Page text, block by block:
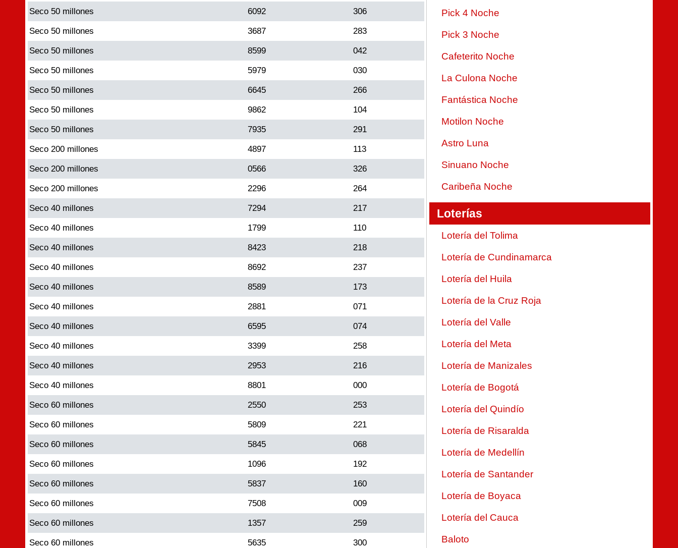
Seco 50 millones 6092 306
Seco 50 millones 3687 283
Seco 50 millones 8599 042
Seco 50 millones 5979 030
Seco 50 millones 6645 266
Seco 50 millones 9862 104
Seco 50 millones 7935 291
Seco 200 millones 4897 113
Seco 200 millones 0566 326
Seco 200 millones 2296 264
Seco 40 millones 7294 217
Seco 40 millones 1799 110
Seco 40 millones 8423 218
Seco 40 millones 8692 237
Seco 40 millones 8589 173
Seco 40 millones 2881 071
Seco 40 millones 6595 074
Seco 40 millones 3399 258
Seco 40 millones 2953 216
Seco 40 millones 8801 000
Seco 60 millones 2550 253
Seco 60 millones 5809 221
Seco 60 millones 5845 068
Seco 60 millones 1096 192
Seco 60 millones 5837 160
Seco 60 millones 7508 009
Seco 60 millones 1357 259
Seco 60 millones 5635 300
Pick 4 Noche
Pick 3 Noche
Cafeterito Noche
La Culona Noche
Fantástica Noche
Motilon Noche
Astro Luna
Sinuano Noche
Caribeña Noche
Loterías
Lotería del Tolima
Lotería de Cundinamarca
Lotería del Huila
Lotería de la Cruz Roja
Lotería del Valle
Lotería del Meta
Lotería de Manizales
Lotería de Bogotá
Lotería del Quindío
Lotería de Risaralda
Lotería de Medellín
Lotería de Santander
Lotería de Boyaca
Lotería del Cauca
Baloto